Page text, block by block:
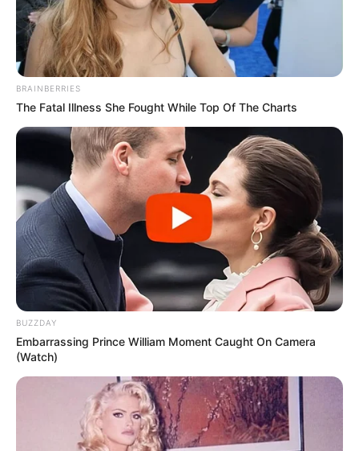
BRAINBERRIES
The Fatal Illness She Fought While Top Of The Charts
BUZZDAY
Embarrassing Prince William Moment Caught On Camera
(Watch)